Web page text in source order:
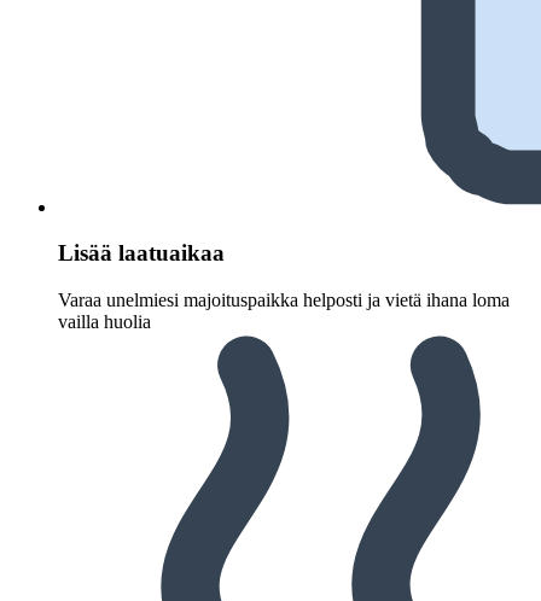
Lisää laatuaikaa
Varaa unelmiesi majoituspaikka helposti ja vietä ihana loma
vailla huolia